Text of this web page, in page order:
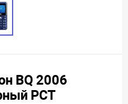
BQ 2006
РСТ